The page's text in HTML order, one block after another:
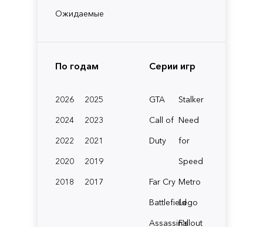
Ожидаемые
По годам
2026
2025
2024
2023
2022
2021
2020
2019
2018
2017
Серии игр
GTA
Stalker
Call of
Duty
Need
for
Speed
Far Cry Metro
BattlefieldLego
Assassin'sFallout